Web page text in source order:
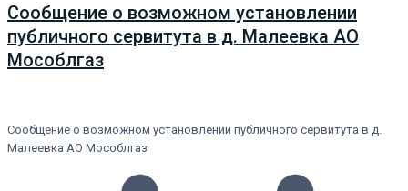
Сообщение о возможном установлении
публичного сервитута в д. Малеевка АО
Мособлгаз
Сообщение о возможном установлении публичного сервитута в д.
Малеевка АО Мособлгаз